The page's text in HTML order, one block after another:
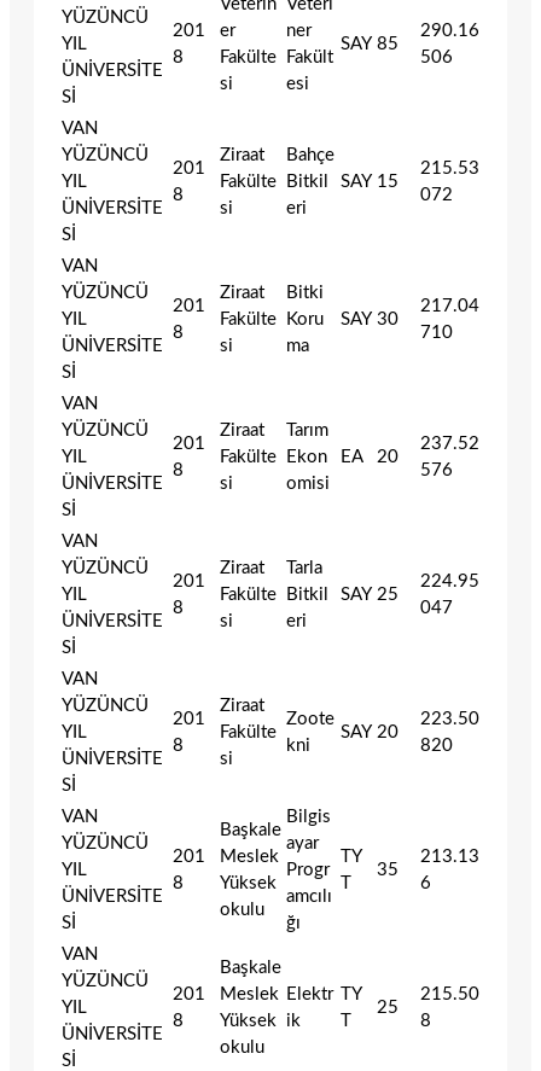
YÜZÜNCÜ
YIL
ÜNİVERSİTE
Sİ
201
8
Veterin
er
Fakülte
si
Veteri
ner
Fakült
esi
SAY 85
290.16
506
VAN
YÜZÜNCÜ
YIL
ÜNİVERSİTE
Sİ
201
8
Ziraat
Fakülte
si
Bahçe
Bitkil
eri
SAY 15
215.53
072
VAN
YÜZÜNCÜ
YIL
ÜNİVERSİTE
Sİ
201
8
Ziraat
Fakülte
si
Bitki
Koru
ma
SAY 30
217.04
710
VAN
YÜZÜNCÜ
YIL
ÜNİVERSİTE
Sİ
201
8
Ziraat
Fakülte
si
Tarım
Ekon
omisi
EA 20
237.52
576
VAN
YÜZÜNCÜ
YIL
ÜNİVERSİTE
Sİ
201
8
Ziraat
Fakülte
si
Tarla
Bitkil
eri
SAY 25
224.95
047
VAN
YÜZÜNCÜ
YIL
ÜNİVERSİTE
Sİ
201
8
Ziraat
Fakülte
si
Zoote
kni
SAY 20
223.50
820
VAN
YÜZÜNCÜ
YIL
ÜNİVERSİTE
Sİ
201
8
Başkale
Meslek
Yüksek
okulu
Bilgis
ayar
Progr
amcılı
ğı
TY
T
35
213.13
6
VAN
YÜZÜNCÜ
YIL
ÜNİVERSİTE
Sİ
201
8
Başkale
Meslek
Yüksek
okulu
Elektr
ik
TY
T
25
215.50
8